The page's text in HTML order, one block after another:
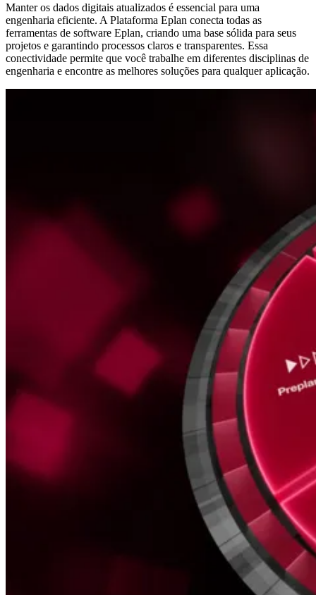
Manter os dados digitais atualizados é essencial para uma
engenharia eficiente. A Plataforma Eplan conecta todas as
ferramentas de software Eplan, criando uma base sólida para seus
projetos e garantindo processos claros e transparentes. Essa
conectividade permite que você trabalhe em diferentes disciplinas de
engenharia e encontre as melhores soluções para qualquer aplicação.